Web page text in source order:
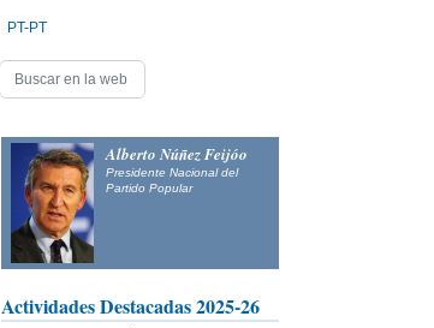
PT-PT
Alberto Núñez Feijóo
Presidente Nacional del
Partido Popular
Actividades Destacadas 2025-26